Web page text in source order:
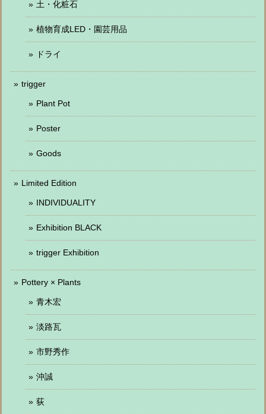
土・化粧石
植物育成LED・園芸用品
ドライ
trigger
Plant Pot
Poster
Goods
Limited Edition
INDIVIDUALITY
Exhibition BLACK
trigger Exhibition
Pottery × Plants
青木宏
淡路瓦
市野秀作
沖誠
荻